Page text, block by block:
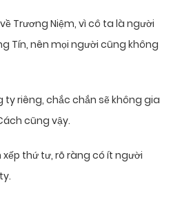
Trương Niệm, vì cô ta là người
Tín, nên mọi người cũng không
riêng, chắc chắn sẽ không gia
cũng vậy.
thứ tư, rõ ràng có ít người